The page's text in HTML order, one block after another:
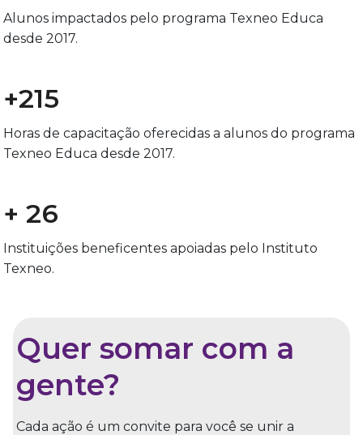
Alunos impactados pelo programa Texneo Educa
desde 2017.
+215
Horas de capacitação oferecidas a alunos do programa
Texneo Educa desde 2017.
+ 26
Instituições beneficentes apoiadas pelo Instituto
Texneo.
Quer somar com a
gente?
Cada ação é um convite para você se unir a